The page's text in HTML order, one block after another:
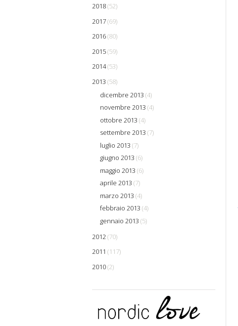
2018(52)
2017(69)
2016(80)
2015(59)
2014(53)
2013 (58)
dicembre 2013 (4)
novembre 2013 (4)
ottobre 2013 (4)
settembre 2013 (7)
luglio 2013 (7)
giugno 2013 (6)
maggio 2013 (6)
aprile 2013 (7)
marzo 2013 (4)
febbraio 2013 (4)
gennaio 2013 (5)
2012(70)
2011 (117)
2010(2)